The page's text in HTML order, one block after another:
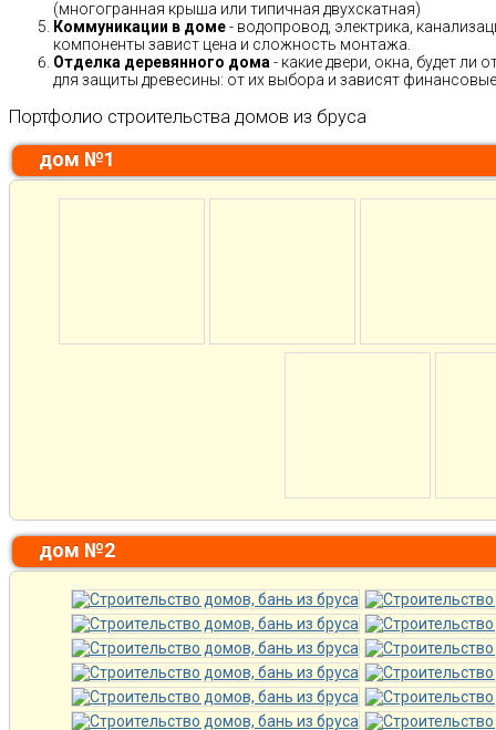
(многогранная крыша или типичная двухскатная)
Коммуникации в доме- водопровод, электрика,
компоненты завист цена и сложность монтажа.
Отделка деревянного дома - какие двери, окна, будет
для защиты древесины: от их выбора и зависят
Портфолио строительства домов из бруса
дом №1
дом №2